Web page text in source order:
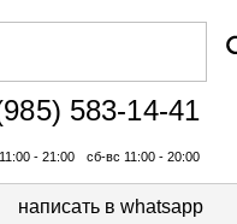
583-14-41
- 21:00 сб-вс 11:00 - 20:00
написать в whatsapp